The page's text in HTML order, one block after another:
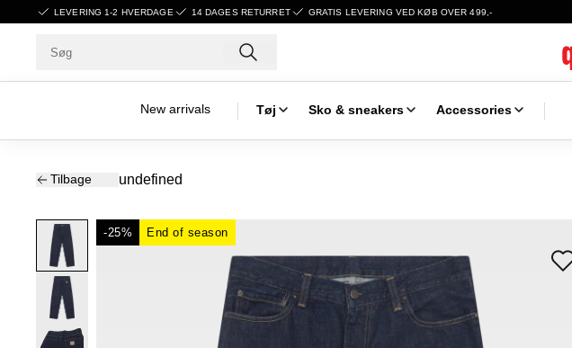
LEVERING 1-2 HVERDAGE 14 DAGES RETURRET GRATIS LEVERING VED KØB OVER 499,-
New arrivals Tøj Sko & sneakers Accessories
Tilbage undefined
-25% End of season